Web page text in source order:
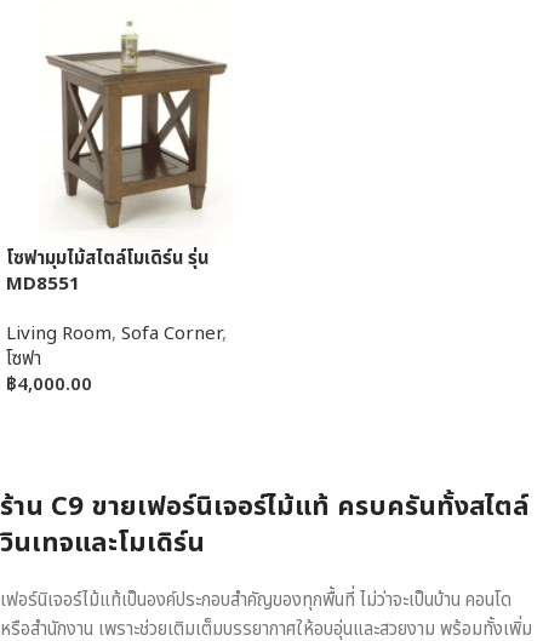
โซฟามุมไม้สไตล์โมเดิร์น รุ่น
MD8551
Living Room, Sofa Corner,
โซฟา
฿4,000.00
ร้าน C9 ขายเฟอร์นิเจอร์ไม้แท้ ครบครันทั้งสไตล์
วินเทจและโมเดิร์น
เฟอร์นิเจอร์ไม้แท้เป็นองค์ประกอบสำคัญของทุกพื้นที่ ไม่ว่าจะเป็นบ้าน คอนโด
หรือสำนักงาน เพราะช่วยเติมเต็มบรรยากาศให้อบอุ่นและสวยงาม พร้อมทั้งเพิ่ม